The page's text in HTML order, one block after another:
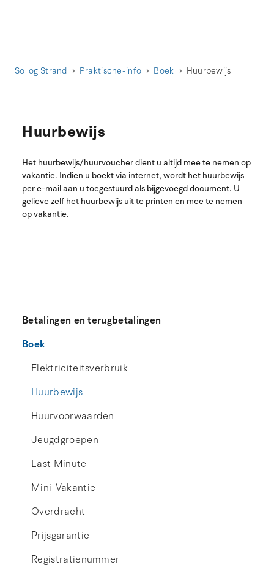
Sol og Strand Praktische-info Boek Huurbewijs
Betalingen en terugbetalingen
Boek
Elektriciteitsverbruik
Huurbewijs
Huurvoorwaarden
Jeugdgroepen
Last Minute
Mini-Vakantie
Overdracht
Prijsgarantie
Registratienummer
Huurbewijs
Het huurbewijs/huurvoucher dient u altijd mee te nemen op
vakantie. Indien u boekt via internet, wordt het huurbewijs
per e-mail aan u toegestuurd als bijgevoegd document. U
gelieve zelf het huurbewijs uit te printen en mee te nemen
op vakantie.